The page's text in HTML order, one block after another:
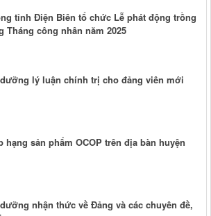
tỉnh Điện Biên tổ chức Lễ phát động trồng
Tháng công nhân năm 2025
lý luận chính trị cho đảng viên mới
hạng sản phẩm OCOP trên địa bàn huyện
nhận thức về Đảng và các chuyên đề,